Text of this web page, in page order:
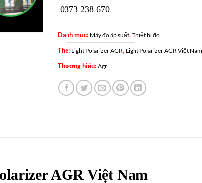
0373 238 670
Danh mục: Máy đo áp suất, Thiết bị đo
Thẻ: Light Polarizer AGR, Light Polarizer AGR Việt Nam
Thương hiệu: Agr
AGR Việt Nam